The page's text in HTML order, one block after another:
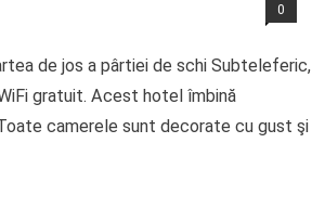
0
de jos a pârtiei de schi Subteleferic,
gratuit. Acest hotel îmbină
camerele sunt decorate cu gust şi